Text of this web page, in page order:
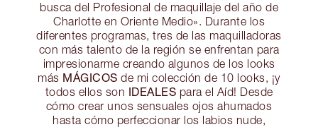
busca del Profesional de maquillaje del año de
Charlotte en Oriente Medio». Durante los
diferentes programas, tres de las maquilladoras
con más talento de la región se enfrentan para
impresionarme creando algunos de los looks
más MÁGICOS de mi colección de 10 looks, ¡y
todos ellos son IDEALES para el Aíd! Desde
cómo crear unos sensuales ojos ahumados
hasta cómo perfeccionar los labios nude,